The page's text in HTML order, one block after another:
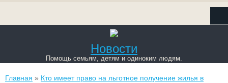
Новости
Помощь семьям, детям и одиноким людям.
Вы здесь
Главная » Кто имеет право на льготное получение жилья в